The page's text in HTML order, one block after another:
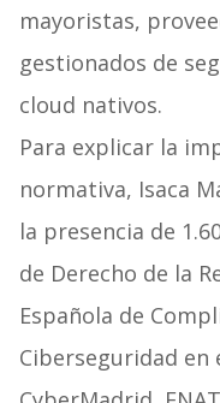
mayoristas,
gestionados de
cloud nativos.
Para explicar la
normativa, Isaca
la presencia de
de Derecho de la
Española de
Ciberseguridad en